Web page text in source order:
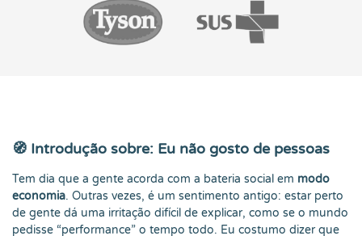
🧭 Introdução sobre: Eu não gosto de pessoas
Tem dia que a gente acorda com a bateria social em modo
economia. Outras vezes, é um sentimento antigo: estar perto
de gente dá uma irritação difícil de explicar, como se o mundo
pedisse “performance” o tempo todo. Eu costumo dizer que